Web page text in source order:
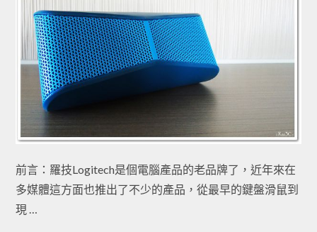
前言：羅技Logitech是個電腦產品的老品牌了，近年來在
多媒體這方面也推出了不少的產品，從最早的鍵盤滑鼠到
現 …